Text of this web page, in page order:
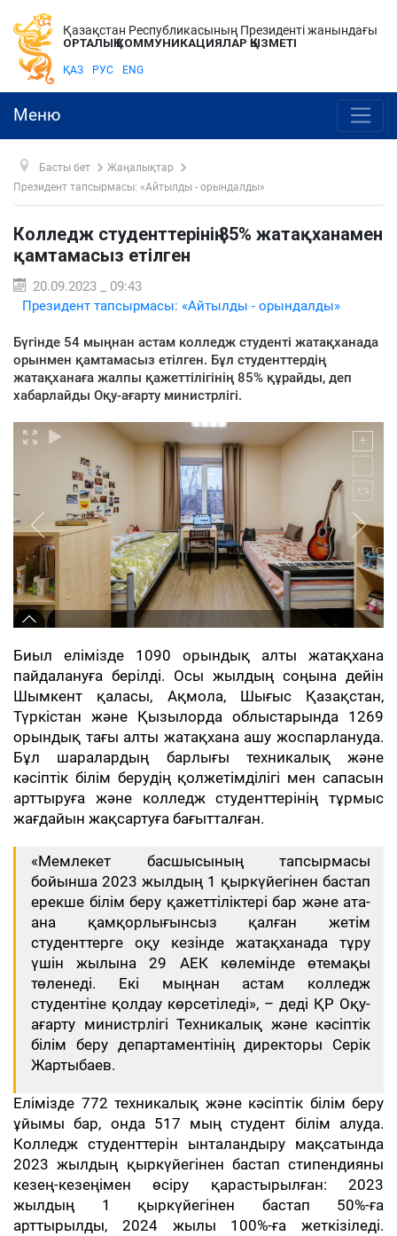
Қазақстан Республикасының Президенті жанындағы
ОРТАЛЫҚ КОММУНИКАЦИЯЛАР ҚЫЗМЕТІ
ҚАЗ РУС ENG
Меню
Басты бет
Жаңалықтар
Президент тапсырмасы: «Айтылды - орындалды»
Колледж студенттерінің 85% жатақханамен
қамтамасыз етілген
20.09.2023 _ 09:43
Президент тапсырмасы: «Айтылды - орындалды»
Бүгінде 54 мыңнан астам колледж студенті жатақханада
орынмен қамтамасыз етілген. Бұл студенттердің
жатақханаға жалпы қажеттілігінің 85% құрайды, деп
хабарлайды Оқу-ағарту министрлігі.
Биыл елімізде 1090 орындық алты жатақхана
пайдалануға берілді. Осы жылдың соңына дейін
Шымкент қаласы, Ақмола, Шығыс Қазақстан,
Түркістан және Қызылорда облыстарында 1269
орындық тағы алты жатақхана ашу жоспарлануда.
Бұл шаралардың барлығы техникалық және
кәсіптік білім берудің қолжетімділігі мен сапасын
арттыруға және колледж студенттерінің тұрмыс
жағдайын жақсартуға бағытталған.
«Мемлекет басшысының тапсырмасы
бойынша 2023 жылдың 1 қыркүйегінен бастап
ерекше білім беру қажеттіліктері бар және ата-
ана қамқорлығынсыз қалған жетім
студенттерге оқу кезінде жатақханада тұру
үшін жылына 29 АЕК көлемінде өтемақы
төленеді. Екі мыңнан астам колледж
студентіне қолдау көрсетіледі», – деді ҚР Оқу-
ағарту министрлігі Техникалық және кәсіптік
білім беру департаментінің директоры Серік
Жартыбаев.
Елімізде 772 техникалық және кәсіптік білім беру
ұйымы бар, онда 517 мың студент білім алуда.
Колледж студенттерін ынталандыру мақсатында
2023 жылдың қыркүйегінен бастап стипендияны
кезең-кезеңімен өсіру қарастырылған: 2023
жылдың 1 қыркүйегінен бастап 50%-ға
арттырылды, 2024 жылы 100%-ға жеткізіледі.